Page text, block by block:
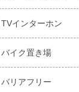
TVインターホン
バイク置き場
バリアフリー